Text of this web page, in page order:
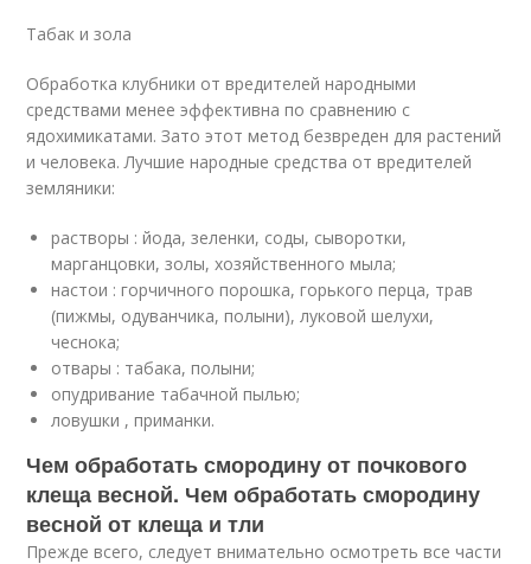
Табак и зола
Обработка клубники от вредителей народными
средствами менее эффективна по сравнению с
ядохимикатами. Зато этот метод безвреден для растений
и человека. Лучшие народные средства от вредителей
земляники:
растворы : йода, зеленки, соды, сыворотки,
марганцовки, золы, хозяйственного мыла;
настои : горчичного порошка, горького перца, трав
(пижмы, одуванчика, полыни), луковой шелухи,
чеснока;
отвары : табака, полыни;
опудривание табачной пылью;
ловушки , приманки.
Чем обработать смородину от почкового
клеща весной. Чем обработать смородину
весной от клеща и тли
Прежде всего, следует внимательно осмотреть все части